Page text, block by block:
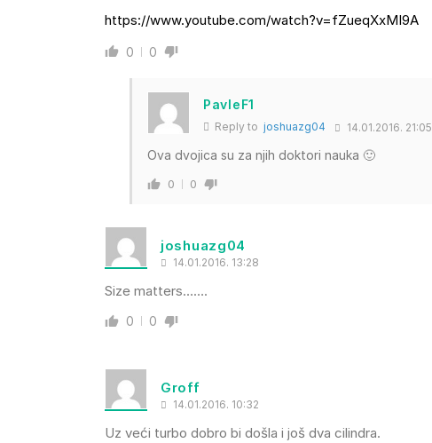
https://www.youtube.com/watch?v=fZueqXxMI9A
0 0
PavleF1
Reply to joshuazg04 14.01.2016. 21:05
Ova dvojica su za njih doktori nauka 🙂
0 0
joshuazg04
14.01.2016. 13:28
Size matters…….
0 0
Groff
14.01.2016. 10:32
Uz veći turbo dobro bi došla i još dva cilindra.